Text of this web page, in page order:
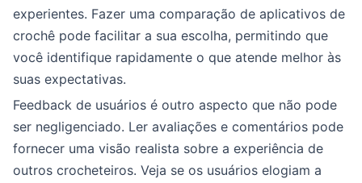
experientes. Fazer uma comparação de aplicativos de
crochê pode facilitar a sua escolha, permitindo que
você identifique rapidamente o que atende melhor às
suas expectativas.
Feedback de usuários é outro aspecto que não pode
ser negligenciado. Ler avaliações e comentários pode
fornecer uma visão realista sobre a experiência de
outros crocheteiros. Veja se os usuários elogiam a